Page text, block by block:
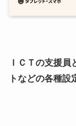
ＩＣＴの支援
トなどの各種設